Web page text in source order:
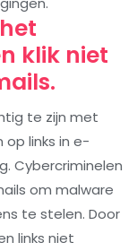
klik niet
te zijn met
op links in e-
Cybercriminelen
om malware
te stelen. Door
links niet